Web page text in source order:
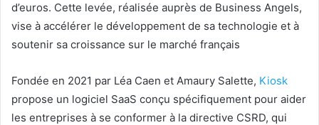
d’euros. Cette levée, réalisée auprès de Business Angels,
vise à accélérer le développement de sa technologie et à
soutenir sa croissance sur le marché français
Fondée en 2021 par Léa Caen et Amaury Salette, Kiosk
propose un logiciel SaaS conçu spécifiquement pour aider
les entreprises à se conformer à la directive CSRD, qui